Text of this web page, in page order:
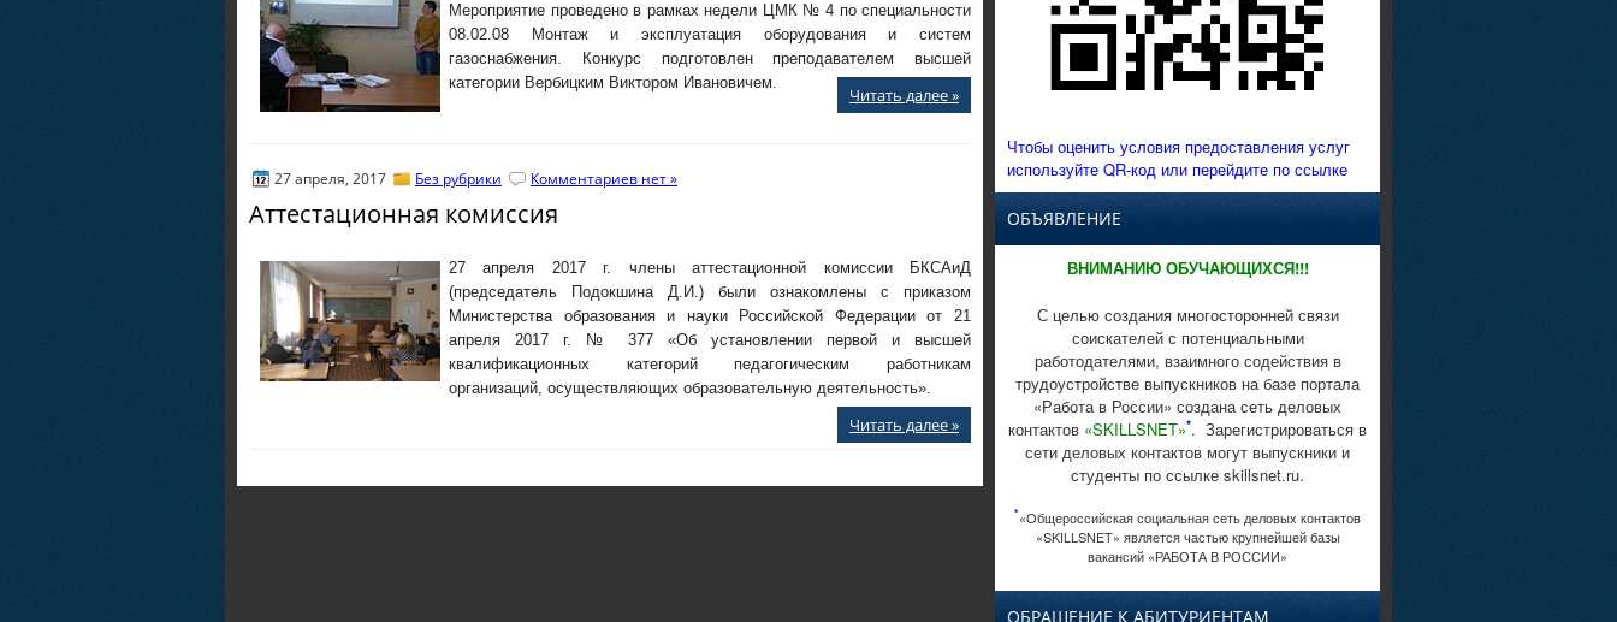
Мероприятие проведено в рамках недели ЦМК № 4 по специальности
08.02.08 Монтаж и эксплуатация оборудования и систем
газоснабжения. Конкурс подготовлен преподавателем высшей
категории Вербицким Виктором Ивановичем.
Читать далее »
27 апреля, 2017 Без рубрики Комментариев нет »
Аттестационная комиссия
27 апреля 2017 г. члены аттестационной комиссии БКСАиД
(председатель Подокшина Д.И.) были ознакомлены с приказом
Министерства образования и науки Российской Федерации от 21
апреля 2017 г. № 377 «Об установлении первой и высшей
квалификационных категорий педагогическим работникам
организаций, осуществляющих образовательную деятельность».
Читать далее »
Чтобы оценить условия предоставления услуг
используйте QR-код или перейдите по ссылке
ОБЪЯВЛЕНИЕ
ВНИМАНИЮ ОБУЧАЮЩИХСЯ!!!
С целью создания многосторонней связи
соискателей с потенциальными
работодателями, взаимного содействия в
трудоустройстве выпускников на базе портала
«Работа в России» создана сеть деловых
контактов «SKILLSNET»*. Зарегистрироваться в
сети деловых контактов могут выпускники и
студенты по ссылке skillsnet.ru.
*«Общероссийская социальная сеть деловых контактов
«SKILLSNET» является частью крупнейшей базы
вакансий «РАБОТА В РОССИИ»
ОБРАЩЕНИЕ К АБИТУРИЕНТАМ